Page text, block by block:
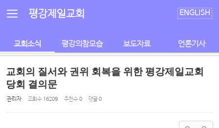
평강제일교회 ENGLISH
교회소식 평강의참모습 보도자료 언론기사
교회의 질서와 권위 회복을 위한 평강제일교회
당회 결의문
관리자 조회 수 16209 추천 수0 댓글0